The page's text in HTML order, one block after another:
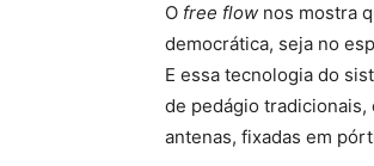
O free flow nos mostra
democrática, seja no
E essa tecnologia do
de pedágio
antenas, fixadas em